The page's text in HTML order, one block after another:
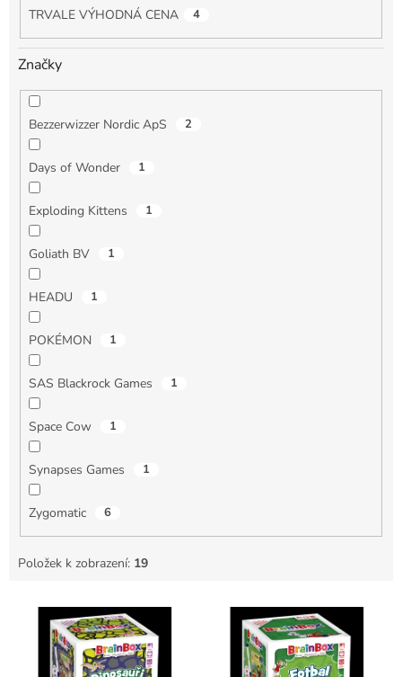
TRVALE VÝHODNÁ CENA 4
Značky
Bezzerwizzer Nordic ApS 2
Days of Wonder 1
Exploding Kittens 1
Goliath BV 1
HEADU 1
POKÉMON 1
SAS Blackrock Games 1
Space Cow 1
Synapses Games 1
Zygomatic 6
Položek k zobrazení: 19